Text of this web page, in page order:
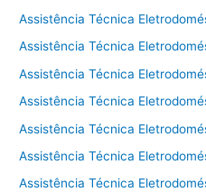
Assistência Técnica
Assistência Técnica
Assistência Técnica
Assistência Técnica
Assistência Técnica
Assistência Técnica
Assistência Técnica